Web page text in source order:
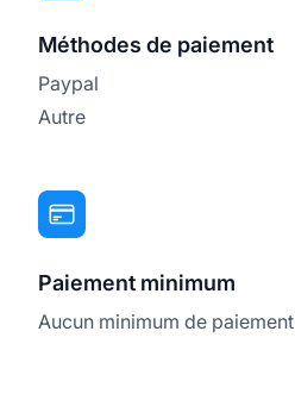
Méthodes de paiement
Paypal
Autre
Paiement minimum
Aucun minimum de paiement